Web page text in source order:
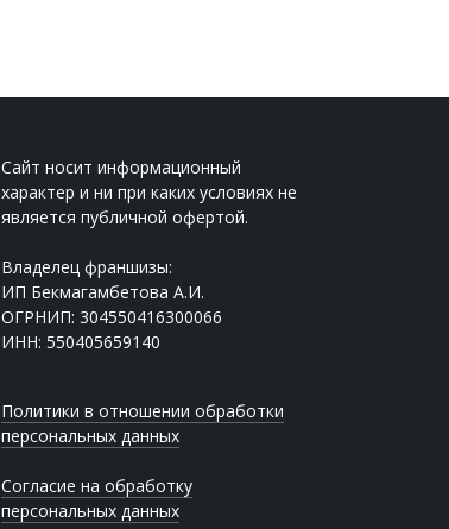
Сайт носит информационный
характер и ни при каких условиях не
является публичной офертой.
Владелец франшизы:
ИП Бекмагамбетова А.И.
ОГРНИП: 304550416300066
ИНН: 550405659140
Политики в отношении обработки
персональных данных
Согласие на обработку
персональных данных